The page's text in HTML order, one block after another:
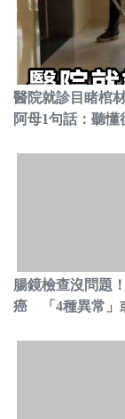
醫院就診目睹棺
阿母1句話：聽懂
腸鏡檢查沒問題
癌 「4種異常」